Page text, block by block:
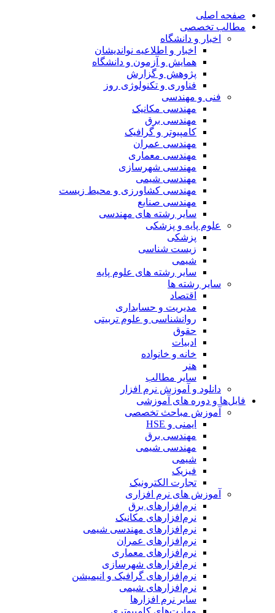
صفحه اصلی
مطالب تخصصی
اخبار و دانشگاه
اخبار و اطلاعیه نواندیشان
همایش و آزمون و دانشگاه
پژوهش و گزارش
فناوری و تکنولوژی روز
فنی و مهندسی
مهندسی مکانیک
مهندسی برق
کامپیوتر و گرافیک
مهندسی عمران
مهندسی معماری
مهندسی شهرسازی
مهندسی شیمی
مهندسی کشاورزی و محیط زیست
مهندسی صنایع
سایر رشته های مهندسی
علوم پایه و پزشکی
پزشکی
زیست شناسی
شیمی
سایر رشته های علوم پایه
سایر رشته ها
اقتصاد
مدیریت و حسابداری
روانشناسی و علوم تربیتی
حقوق
ادبیات
خانه و خانواده
هنر
سایر مطالب
دانلود و آموزش نرم افزار
فایل‌ها و دوره های آموزشی
آموزش مباحث تخصصی
ایمنی و HSE
مهندسی برق
مهندسی شیمی
شیمی
فیزیک
تجارت الکترونیک
آموزش های نرم افزاری
نرم‌افزارهای برق
نرم‌افزارهای مکانیک
نرم‌افزارهای مهندسی شیمی
نرم‌افزارهای عمران
نرم‌افزارهای معماری
نرم‌افزارهای شهرسازی
نرم‌افزارهای گرافیک و انیمیشن
نرم‌افزارهای شیمی
سایر نرم افزارها
مهارت‌های کامپیوتری